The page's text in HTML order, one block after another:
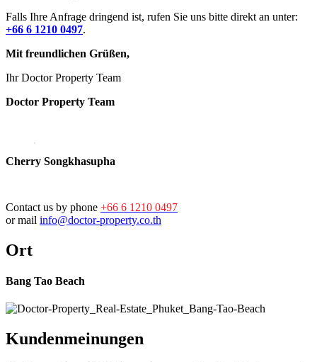
Falls Ihre Anfrage dringend ist, rufen Sie uns bitte direkt an unter:
+66 6 1210 0497.
Mit freundlichen Grüßen,
Ihr Doctor Property Team
Doctor Property Team
Cherry Songkhasupha
Contact us by phone +66 6 1210 0497
or mail info@doctor-property.co.th
Ort
Bang Tao Beach
Kundenmeinungen